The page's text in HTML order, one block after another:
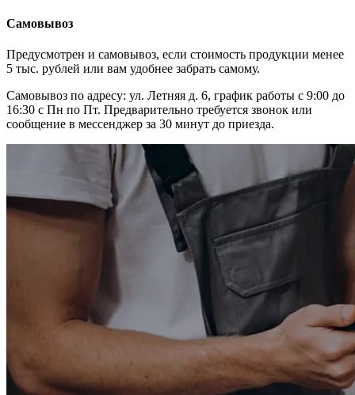
Самовывоз
Предусмотрен и самовывоз, если стоимость продукции менее
5 тыс. рублей или вам удобнее забрать самому.
Самовывоз по адресу: ул. Летняя д. 6, график работы с 9:00 до
16:30 с Пн по Пт. Предварительно требуется звонок или
сообщение в мессенджер за 30 минут до приезда.